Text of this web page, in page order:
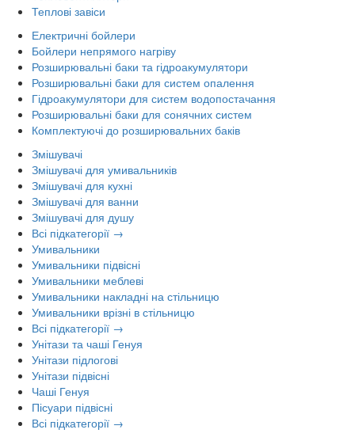
Теплові завіси
Електричні бойлери
Бойлери непрямого нагріву
Розширювальні баки та гідроакумулятори
Розширювальні баки для систем опалення
Гідроакумулятори для систем водопостачання
Розширювальні баки для сонячних систем
Комплектуючі до розширювальних баків
Змішувачі
Змішувачі для умивальників
Змішувачі для кухні
Змішувачі для ванни
Змішувачі для душу
Всі підкатегорії →
Умивальники
Умивальники підвісні
Умивальники меблеві
Умивальники накладні на стільницю
Умивальники врізні в стільницю
Всі підкатегорії →
Унітази та чаші Генуя
Унітази підлогові
Унітази підвісні
Чаші Генуя
Пісуари підвісні
Всі підкатегорії →